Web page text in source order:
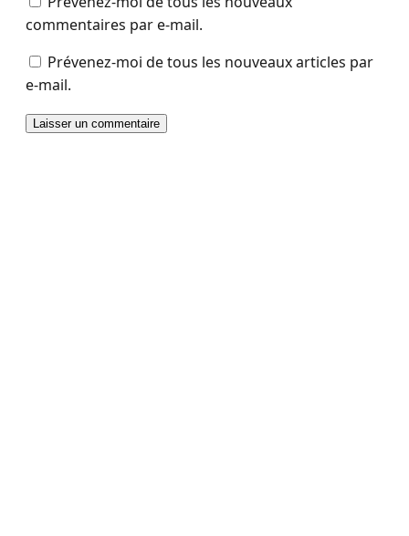
commentaires par e-mail.
Prévenez-moi de tous les nouveaux articles par
e-mail.